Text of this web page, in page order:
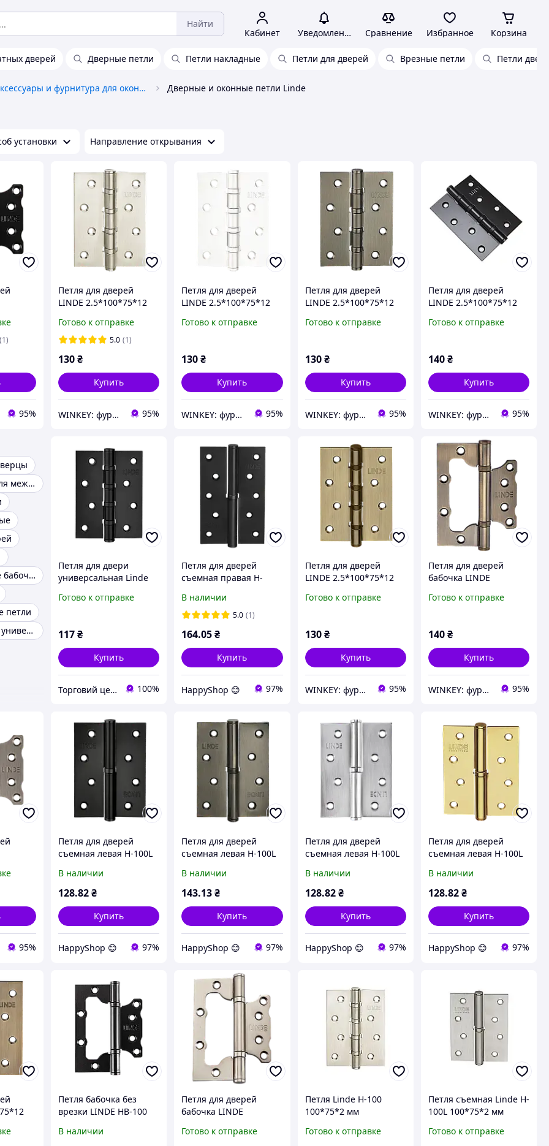
Найти
Кабинет Уведомления Сравнение Избранное Корзина
дверей Дверные петли Петли накладные Петли для дверей Врезные петли Петли
Аксессуары и фурнитура для окон и дверей Дверные и оконные петли Linde
установки Направление открывания
(1)
95%
Петля для дверей
LINDE 2.5*100*75*12
универсальная
Готово к отправке
5.0 (1)
130₴
Купить
WINKEY: фурнитура для окон и дверей 95%
Петля для дверей
LINDE 2.5*100*75*12
Готово к отправке
130₴
Купить
WINKEY: фурнитура для окон и дверей 95%
Петля для дверей
LINDE 2.5*100*75*12
универсальная
Готово к отправке
130 ₴
Купить
WINKEY: фурнитура для окон и дверей 95%
Петля для дверей
LINDE 2.5*100*75*12
Готово к отправке
140₴
Купить
WINKEY: фурнитура для окон и дверей 95%
Уплотнитель для межкомнатных дверей
Петли дверные бабочка
петли
Петля дверная универсальная
Петля для двери
универсальная Linde
Готово к отправке
117₴
Купить
Торговий центр 100%
Петля для дверей
съемная правая H-
В наличии
5.0 (1)
164.05₴
Купить
HappyShop 😊 97%
Петля для дверей
LINDE 2.5*100*75*12
универсальная
Готово к отправке
130 ₴
Купить
WINKEY: фурнитура для окон и дверей 95%
Петля для дверей
бабочка LINDE
бронза универсальная
Готово к отправке
140₴
Купить
WINKEY: фурнитура для окон и дверей 95%
95%
Петля для дверей
съемная левая H-100L
В наличии
128.82₴
Купить
HappyShop 😊 97%
Петля для дверей
съемная левая H-100L
В наличии
143.13₴
Купить
HappyShop 😊 97%
Петля для дверей
съемная левая H-100L
В наличии
128.82 ₴
Купить
HappyShop 😊 97%
Петля для дверей
съемная левая H-100L
В наличии
128.82₴
Купить
HappyShop 😊 97%
Петля бабочка без
врезки LINDE HB-100
матовый), 1 шт
В наличии
Петля для дверей
бабочка LINDE
никель универсальная
Готово к отправке
Петля Linde H-100
100*75*2 мм
матовый никель
Готово к отправке
Петля съемная Linde H-
100L 100*75*2 мм
никель
Готово к отправке